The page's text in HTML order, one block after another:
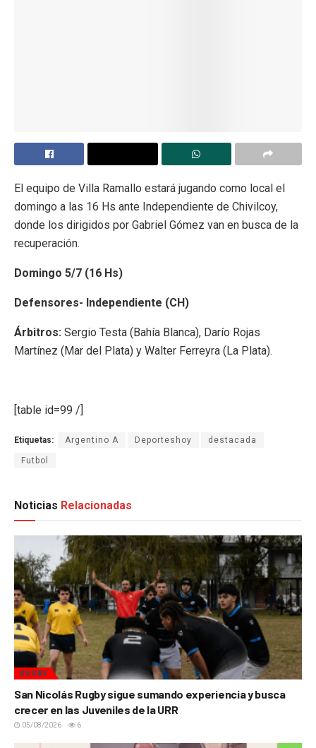
El equipo de Villa Ramallo estará jugando como local el
domingo a las 16 Hs ante Independiente de Chivilcoy,
donde los dirigidos por Gabriel Gómez van en busca de la
recuperación.
Domingo 5/7 (16 Hs)
Defensores- Independiente (CH)
Árbitros: Sergio Testa (Bahía Blanca), Darío Rojas
Martínez (Mar del Plata) y Walter Ferreyra (La Plata).
[table id=99 /]
Etiquetas: Argentino A Deporteshoy destacada
Futbol
Noticias Relacionadas
RUGBY
San Nicolás Rugby sigue sumando experiencia y busca
crecer en las Juveniles de la URR
05/08/2026 6